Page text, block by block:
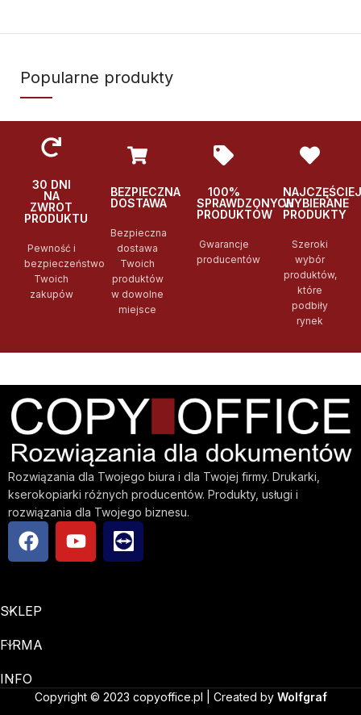
Popularne produkty
30 DNI
NA
ZWROT
PRODUKTU
Pewność i
bezpieczeństwo
Twoich
zakupów
BEZPIECZNA
DOSTAWA
Bezpieczna
dostawa
Twoich
produktów
w dowolne
miejsce
100%
SPRAWDZONYCH
PRODUKTÓW
Gwarancje
producentów
NAJCZĘŚCIEJ
WYBIERANE
PRODUKTY
Szeroki
wybór
produktów,
które
podbiły
rynek
Rozwiązania dla Twojego biura i dla Twojej firmy. Drukarki,
kserokopiarki różnych producentów. Produkty, usługi i
rozwiązania dla Twojego biznesu.
SKLEP
FIRMA
INFO
Copyright © 2023 copyoffice.pl | Created by Wolfgraf